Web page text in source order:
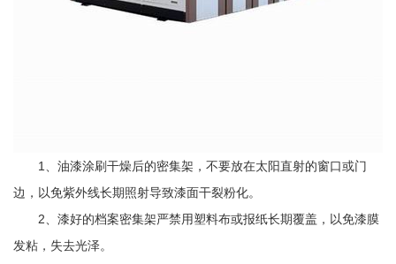
1、油漆涂刷干燥后的密集架，不要放在太阳直射的窗口或门
边，以免紫外线长期照射导致漆面干裂粉化。
2、漆好的档案密集架严禁用塑料布或报纸长期覆盖，以免漆膜
发粘，失去光泽。